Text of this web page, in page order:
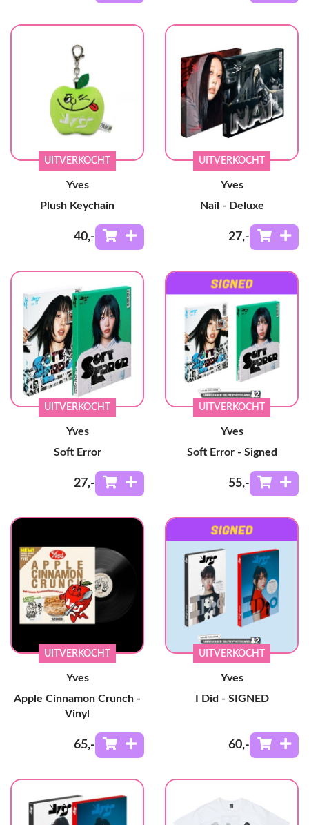
UITVERKOCHT
Yves
Plush Keychain
40,-
UITVERKOCHT
Yves
Nail - Deluxe
27,-
UITVERKOCHT
Yves
Soft Error
27,-
UITVERKOCHT
Yves
Soft Error - Signed
55,-
UITVERKOCHT
Yves
Apple Cinnamon Crunch -
Vinyl
65,-
UITVERKOCHT
Yves
I Did - SIGNED
60,-